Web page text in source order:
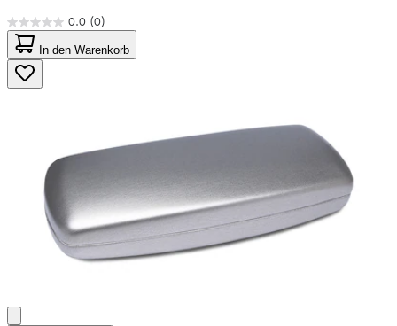
0.0 (0)
0.0
von
5
Sternen.
In den Warenkorb